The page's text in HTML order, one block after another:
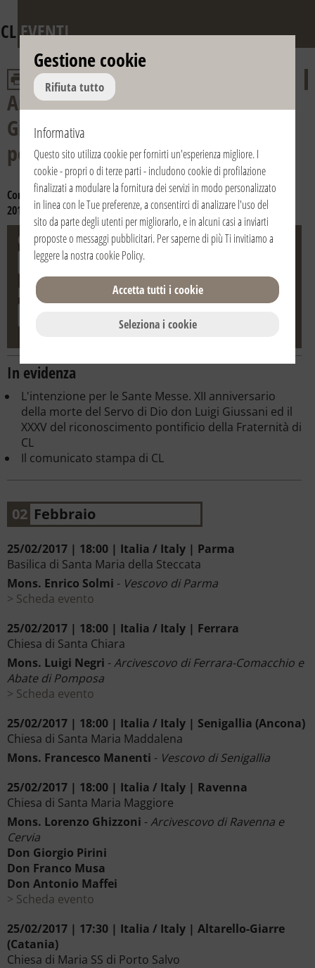
CLEVENTI
Anniversario della morte di don
Giussani e del riconoscimento
pontificio della Fraternità
Consulta gli anni: 2024 2023 2022 2021 2020 2019 2018 2017
2016
2015 2014 2013 2012 2011 2010 2009 2008 2007
Città Stato
Data
In evidenza
L'intenzione per le Sante Messe. XII anniversario
della morte del Servo di Dio don Luigi Giussani ed il
XXXV del riconoscimento pontificio della Fraternità di
CL
Il comunicato stampa di CL
02 Febbraio
25/02/2017 | 18:00 | Italia / Italy | Parma
Basilica di Santa Maria della Steccata
Mons. Enrico Solmi - Vescovo di Parma
Scheda evento
25/02/2017 | 18:00 | Italia / Italy | Ferrara
Chiesa di Santa Chiara
Mons. Luigi Negri -Arcivescovo di Ferrara-Comacchio e
Abate di Pomposa
Scheda evento
25/02/2017 | 18:00 | Italia / Italy | Senigallia (Ancona)
Chiesa di Santa Maria Maddalena
Mons. Francesco Manenti - Vescovo di Senigallia
25/02/2017 | 18:00 | Italia / Italy | Ravenna
Chiesa di Santa Maria Maggiore
Mons. Lorenzo Ghizzoni -Arcivescovo di Ravenna e
Cervia
Don Giorgio Pirini
Don Franco Musa
Don Antonio Maffei
Scheda evento
25/02/2017 | 17:30 | Italia / Italy | Altarello-Giarre
(Catania)
Chiesa di Maria SS di Porto Salvo
Gestione cookie
Rifiuta tutto
Informativa
Questo sito utilizza cookie per fornirti un'esperienza migliore. I
cookie - propri o di terze parti - includono cookie di profilazione
finalizzati a modulare la fornitura dei servizi in modo personalizzato
in linea con le Tue preferenze, a consentirci di analizzare l'uso del
sito da parte degli utenti per migliorarlo, e in alcuni casi a inviarti
proposte o messaggi pubblicitari. Per saperne di più Ti invitiamo a
leggere la nostracookie Policy.
Seleziona i cookie
Accetta tutti i cookie